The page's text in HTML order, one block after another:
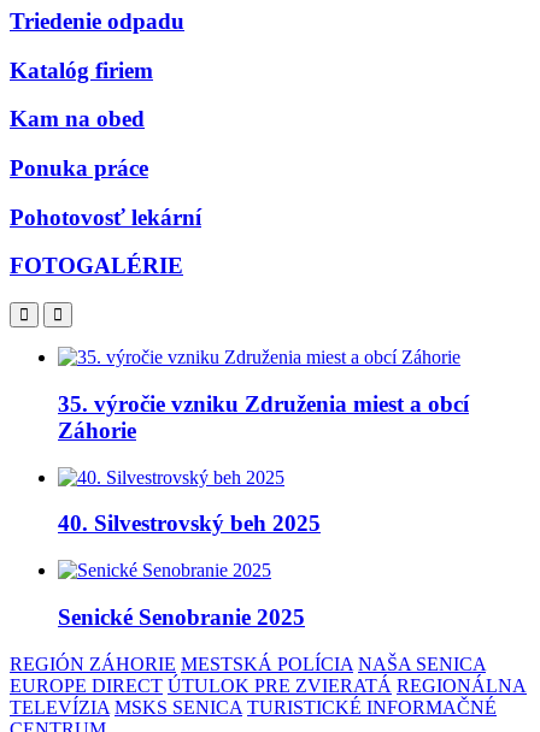
Triedenie odpadu
Katalóg firiem
Kam na obed
Ponuka práce
Pohotovosť lekární
FOTOGALÉRIE
35. výročie vzniku Združenia miest a obcí
Záhorie
40. Silvestrovský beh 2025
Senické Senobranie 2025
REGIÓN ZÁHORIE MESTSKÁ POLÍCIA NAŠA SENICA
EUROPE DIRECT ÚTULOK PRE ZVIERATÁ REGIONÁLNA
TELEVÍZIA MSKS SENICA TURISTICKÉ INFORMAČNÉ